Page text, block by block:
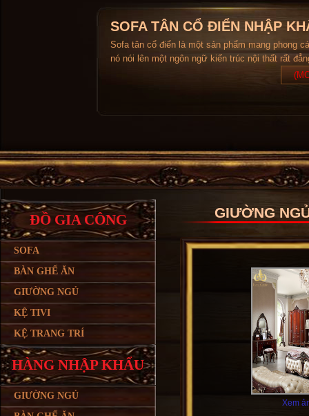
SOFA TÂN CỔ ĐIỂN NHẬP
Sofa tân cổ điển là một sản phẩm mang phong
nó nói lên một ngôn ngữ kiến trúc nội thất rất
ĐỒ GIA CÔNG
SOFA
BÀN GHẾ ĂN
GIƯỜNG NGỦ
KỆ TIVI
KỆ TRANG TRÍ
HÀNG NHẬP KHẨU
GIƯỜNG NGỦ
GIƯỜNG
Xem